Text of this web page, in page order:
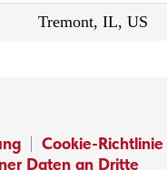
Tremont, IL, US
Cookie-Richtlinie
Daten an Dritte